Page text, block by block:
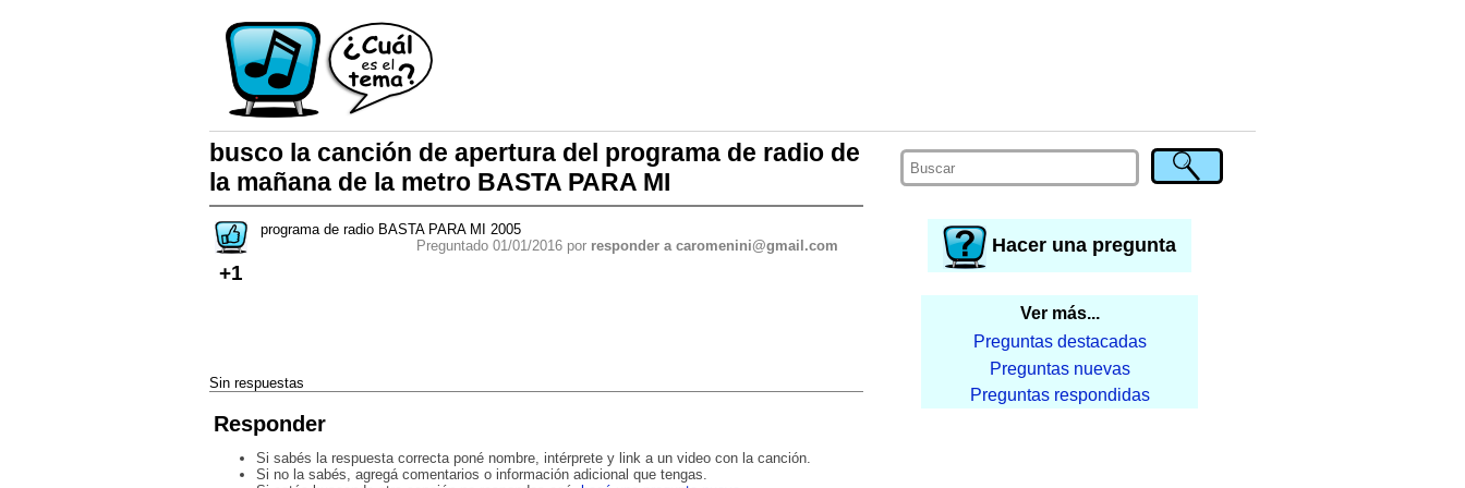
Hacer una pregunta
Ver más...
Preguntas destacadas
Preguntas nuevas
Preguntas respondidas
busco la canción de apertura del programa de radio de
la mañana de la metro BASTA PARA MI
+1
programa de radio BASTA PARA MI 2005
Preguntado 01/01/2016 por responder a caromenini@gmail.com
Sin respuestas
Responder
Si sabés la respuesta correcta poné nombre, intérprete y link a un video con la canción.
Si no la sabés, agregá comentarios o información adicional que tengas.